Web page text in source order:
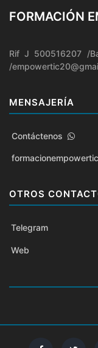
FORMACIÓN
Rif J 500516207 /
/
MENSAJERÍA
Contáctenos
OTROS
Telegram
Web